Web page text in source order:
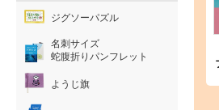
ジグソーパズル
名刺サイズ
蛇腹折りパンフレット
ようじ旗